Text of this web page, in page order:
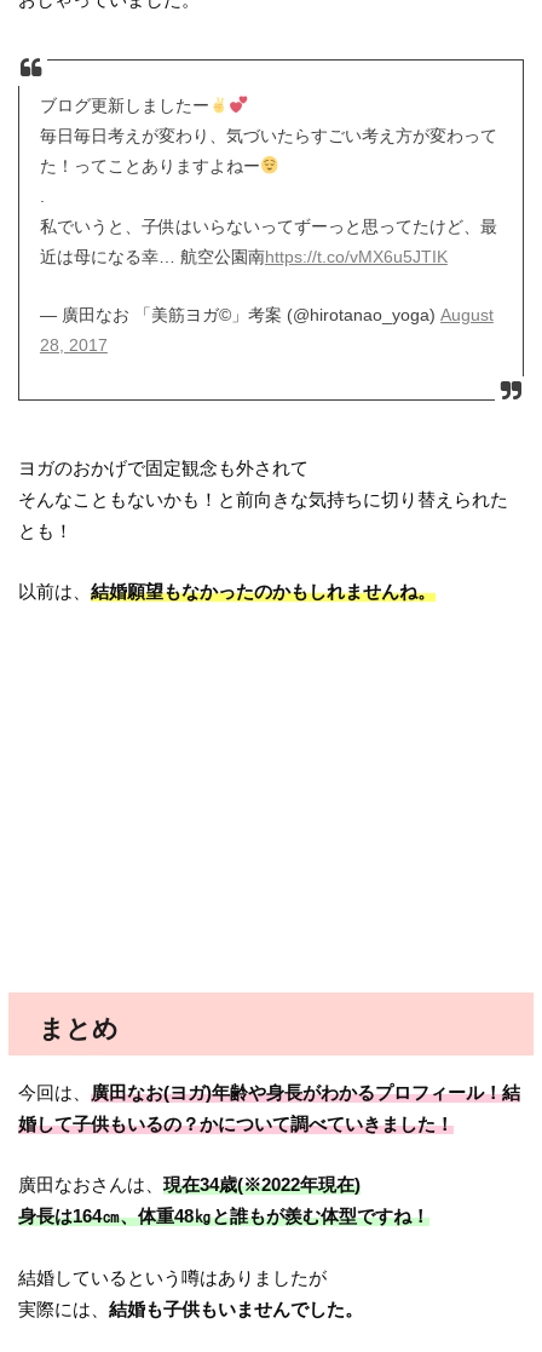
ブログ更新しましたー
毎日毎日考えが変わり、気づいたらすごい考え方が変わって
た！ってことありますよねー
私でいうと、子供はいらないってずーっと思ってたけど、最
近は母になる幸… 航空公園南https://t.co/vMX6u5JTIK
— 廣田なお 「美筋ヨガ©︎」考案 (@hirotanao_yoga) August
28, 2017
ヨガのおかげで固定観念も外されて
そんなこともないかも！と前向きな気持ちに切り替えられた
とも！
以前は、結婚願望もなかったのかもしれませんね。
まとめ
今回は、廣田なお(ヨガ)年齢や身長がわかるプロフィール！結
婚して子供もいるの？かについて調べていきました！
廣田なおさんは、現在34歳(※2022年現在)
身長は164㎝、体重48㎏と誰もが羨む体型ですね！
結婚しているという噂はありましたが
実際には、結婚も子供もいませんでした。